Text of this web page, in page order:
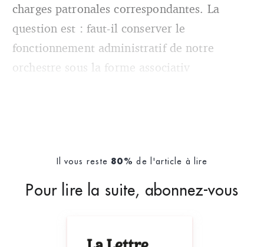
charges patronales correspondantes. La
question est : faut-il conserver le
fonctionnement administratif de notre
orchestre sous la forme associativ
Il vous reste 80% de l'article à lire
Pour lire la suite, abonnez-vous